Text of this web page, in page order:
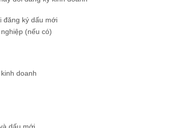
đăng ký dấu mới
(nếu có)
doanh